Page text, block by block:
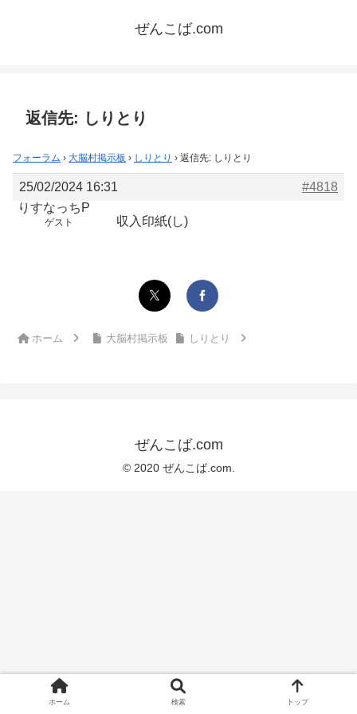
ぜんこば.com
返信先: しりとり
フォーラム › 大脳村掲示板 › しりとり › 返信先: しりとり
25/02/2024 16:31
#4818
りすなっちP
ゲスト 収入印紙(し)
ホーム 大脳村掲示板 しりとり
ぜんこば.com
© 2020 ぜんこば.com.
ホーム 検索 トップ